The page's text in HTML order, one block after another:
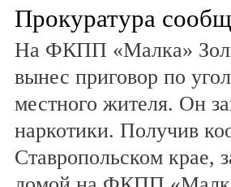
Прокуратура
На ФКПП «Малка»
вынес приговор по
местного жителя. Он
наркотики. Получив
Ставропольском крае,